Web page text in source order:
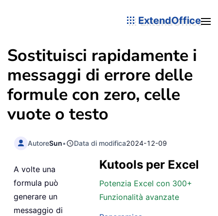
ExtendOffice
Sostituisci rapidamente i
messaggi di errore delle
formule con zero, celle
vuote o testo
AutoreSun• Data di modifica2024-12-09
Kutools per Excel
Potenzia Excel con 300+
Funzionalità avanzate
A volte una
formula può
generare un
messaggio di